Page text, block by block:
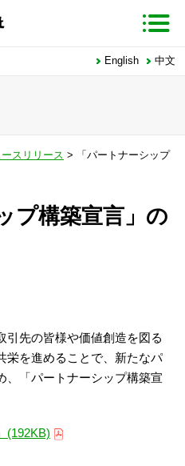
English 中文
スリリース > 「パートナーシップ
プ構築宣言」の
引先の皆様や価値創造を図る
栄を進めることで、新たなパ
、「パートナーシップ構築宣
(192KB)